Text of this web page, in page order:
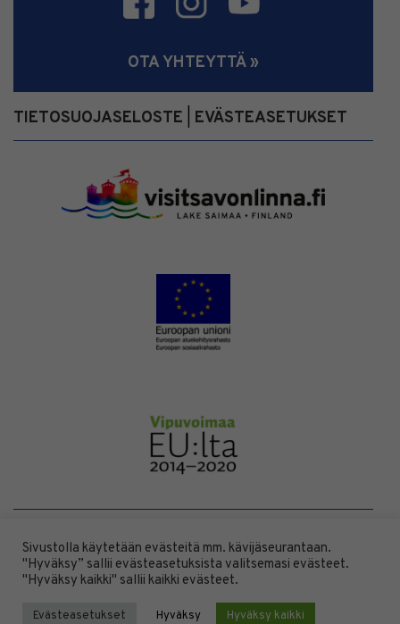
OTA YHTEYTTÄ »
TIETOSUOJASELOSTE EVÄSTEASETUKSET
DESIGN BYDIGITAALI
Sivustolla käytetään evästeitä mm. kävijäseurantaan.
"Hyväksy” sallii evästeasetuksista valitsemasi evästeet.
"Hyväksy kaikki" sallii kaikki evästeet.
Evästeasetukset Hyväksy Hyväksy kaikki